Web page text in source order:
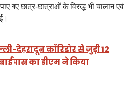
गए छात्र-छात्राओं के विरुद्ध भी चालान एवं
देहरादून कॉरिडोर से जुड़ी 12
का डीएम ने किया